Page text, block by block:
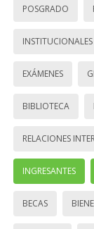
POSGRADO
INSTITUCIONALES
EXÁMENES
BIBLIOTECA
RELACIONES
INGRESANTES
BECAS